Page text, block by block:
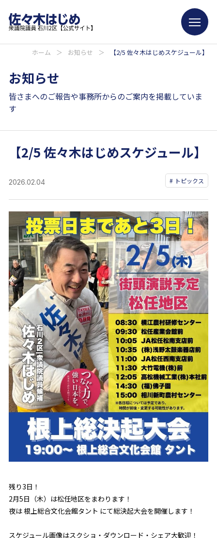
ホーム ＞ お知らせ ＞ 【2/5 佐々木はじめスケジュール】
お知らせ
皆さまへのご報告や事務所からのご案内を掲載していま
す
【2/5 佐々木はじめスケジュール】
2026.02.04 トピックス
残り3日！
2月5日（木）は松任地区をまわります！
夜は 根上総合文化会館タント にて総決起大会を開催します！
スケジュール画像はスクショ・ダウンロード・シェア大歓迎！